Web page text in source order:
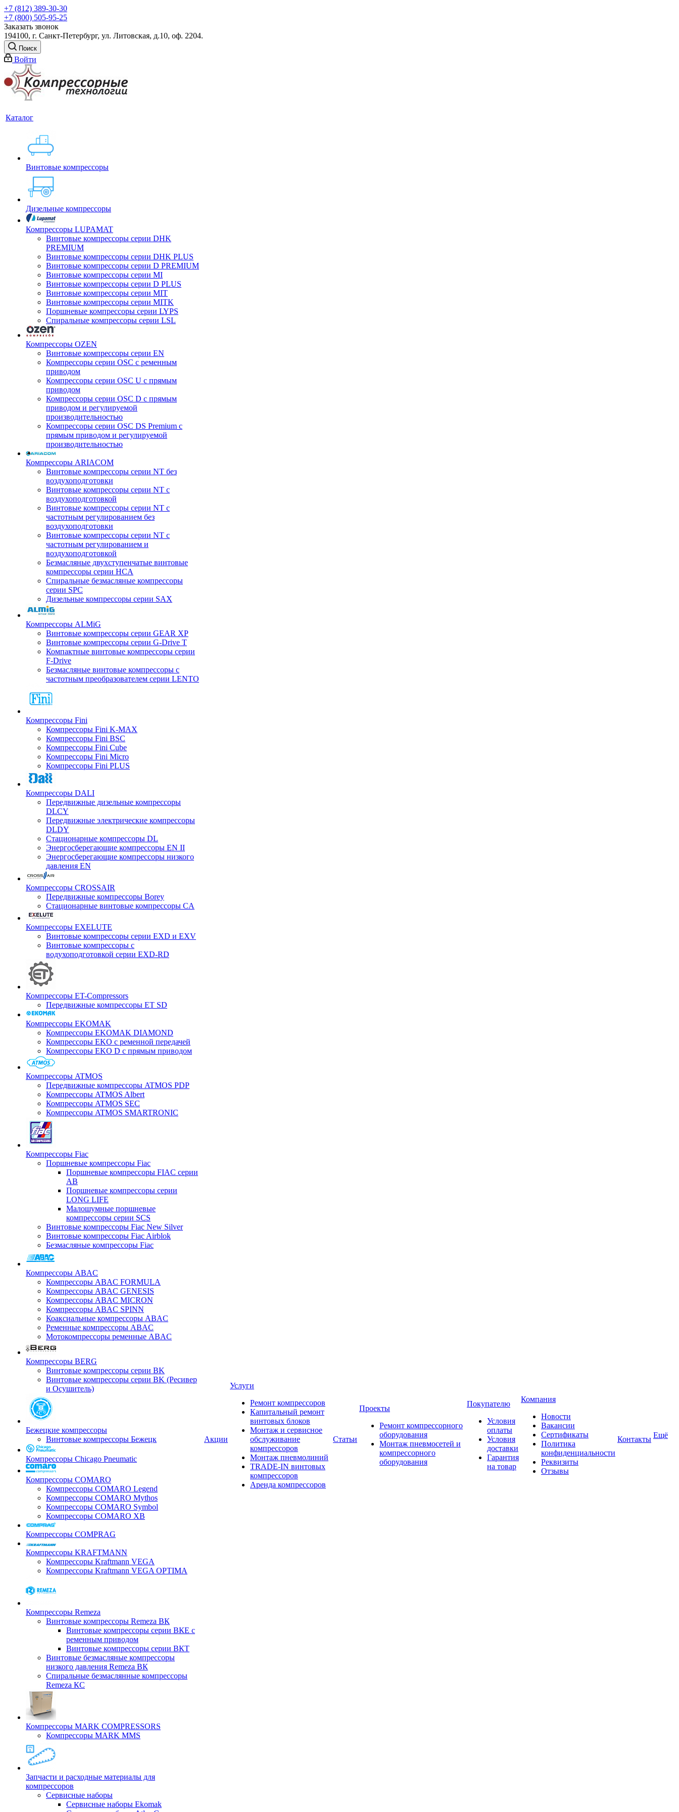
+7 (812) 389-30-30
+7 (800) 505-95-25
Заказать звонок
194100, г. Санкт-Петербург, ул. Литовская, д.10, оф. 2204.
Поиск
Войти
Каталог
Винтовые компрессоры
Дизельные компрессоры
Компрессоры LUPAMAT
Винтовые компрессоры серии DHK
PREMIUM
Винтовые компрессоры серии DHK PLUS
Винтовые компрессоры серии D PREMIUM
Винтовые компрессоры серии MI
Винтовые компрессоры серии D PLUS
Винтовые компрессоры серии MIT
Винтовые компрессоры серии MITK
Поршневые компрессоры серии LYPS
Спиральные компрессоры серии LSL
Компрессоры OZEN
Винтовые компрессоры серии EN
Компрессоры серии OSC с ременным
приводом
Компрессоры серии OSC U с прямым
приводом
Компрессоры серии OSC D с прямым
приводом и регулируемой
производительностью
Компрессоры серии OSC DS Premium с
прямым приводом и регулируемой
производительностью
Компрессоры ARIACOM
Винтовые компрессоры серии NT без
воздухоподготовки
Винтовые компрессоры серии NT c
воздухоподготовкой
Винтовые компрессоры серии NT с
частотным регулированием без
воздухоподготовки
Винтовые компрессоры серии NT с
частотным регулированием и
воздухоподготовкой
Безмасляные двухступенчатые винтовые
компрессоры серии HCA
Спиральные безмасляные компрессоры
серии SPC
Дизельные компрессоры серии SAX
Компрессоры ALMiG
Винтовые компрессоры серии GEAR XP
Винтовые компрессоры серии G-Drive T
Компактные винтовые компрессоры серии
F-Drive
Безмасляные винтовые компрессоры с
частотным преобразователем серии LENTO
Компрессоры Fini
Компрессоры Fini K-MAX
Компрессоры Fini BSC
Компрессоры Fini Cube
Компрессоры Fini Micro
Компрессоры Fini PLUS
Компрессоры DALI
Передвижные дизельные компрессоры
DLCY
Передвижные электрические компрессоры
DLDY
Стационарные компрессоры DL
Энергосберегающие компрессоры EN II
Энергосберегающие компрессоры низкого
давления EN
Компрессоры CROSSAIR
Передвижные компрессоры Borey
Стационарные винтовые компрессоры CA
Компрессоры EXELUTE
Винтовые компрессоры серии EXD и EXV
Винтовые компрессоры с
водухоподготовкой серии EXD-RD
Компрессоры ET-Compressors
Передвижные компрессоры ET SD
Компрессоры EKOMAK
Компрессоры EKOMAK DIAMOND
Компрессоры EKO c ременной передачей
Компрессоры EKO D с прямым приводом
Компрессоры ATMOS
Передвижные компрессоры ATMOS PDP
Компрессоры ATMOS Albert
Компрессоры ATMOS SEC
Компрессоры ATMOS SMARTRONIC
Компрессоры Fiac
Поршневые компрессоры Fiac
Поршневые компрессоры FIAC серии
AB
Поршневые компрессоры серии
LONG LIFE
Малошумные поршневые
компрессоры серии SCS
Винтовые компрессоры Fiac New Silver
Винтовые компрессоры Fiac Airblok
Безмасляные компрессоры Fiac
Компрессоры ABAC
Компрессоры ABAC FORMULA
Компрессоры ABAC GENESIS
Компрессоры ABAC MICRON
Компрессоры ABAC SPINN
Коаксиальные компрессоры ABAC
Ременные компрессоры ABAC
Мотокомпрессоры ременные ABAC
Компрессоры BERG
Винтовые компрессоры серии BK
Винтовые компрессоры серии BK (Ресивер
и Осушитель)
Бежецкие компрессоры
Винтовые компрессоры Бежецк
Компрессоры Chicago Pneumatic
Компрессоры COMARO
Компрессоры COMARO Legend
Компрессоры COMARO Mythos
Компрессоры COMARO Symbol
Компрессоры COMARO XB
Компрессоры COMPRAG
Компрессоры KRAFTMANN
Компрессоры Kraftmann VEGA
Компрессоры Kraftmann VEGA OPTIMA
Компрессоры Remeza
Винтовые компрессоры Remeza ВК
Винтовые компрессоры серии ВКЕ с
ременным приводом
Винтовые компрессоры серии ВКТ
Винтовые безмасляные компрессоры
низкого давления Remeza ВК
Спиральные безмаслянные компрессоры
Remeza КС
Компрессоры MARK COMPRESSORS
Компрессоры MARK MMS
Запчасти и расходные материалы для
компрессоров
Cервисные наборы
Сервисные наборы Ekomak
Акции
Услуги
Ремонт компрессоров
Капитальный ремонт
винтовых блоков
Монтаж и сервисное
обслуживание
компрессоров
Монтаж пневмолиний
TRADE-IN винтовых
компрессоров
Аренда компрессоров
Статьи
Проекты
Ремонт компрессорного
оборудования
Монтаж пневмосетей и
компрессорного
оборудования
Покупателю
Условия
оплаты
Условия
доставки
Гарантия
на товар
Компания
Новости
Вакансии
Сертификаты
Политика
конфиденциальности
Реквизиты
Отзывы
Контакты Ещё